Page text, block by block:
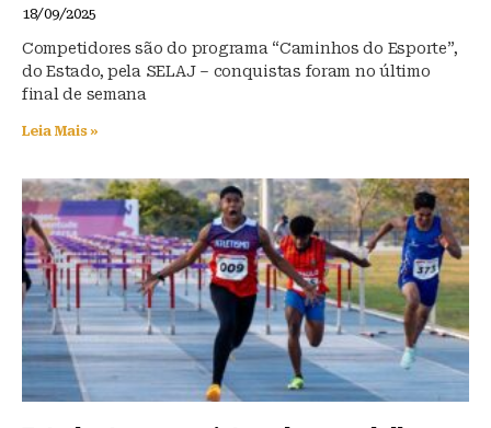
18/09/2025
Competidores são do programa “Caminhos do Esporte”,
do Estado, pela SELAJ – conquistas foram no último
final de semana
Leia Mais »